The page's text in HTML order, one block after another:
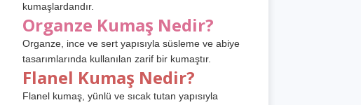
kumaşlardandır.
Organze Kumaş Nedir?
Organze, ince ve sert yapısıyla süsleme ve abiye
tasarımlarında kullanılan zarif bir kumaştır.
Flanel Kumaş Nedir?
Flanel kumaş, yünlü ve sıcak tutan yapısıyla